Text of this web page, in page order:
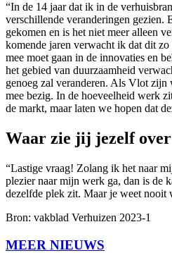
“In de 14 jaar dat ik in de
verschillende veranderingen gezien.
gekomen en is het niet meer alleen
komende jaren verwacht ik dat dit
mee moet gaan in de innovaties en
het gebied van duurzaamheid
genoeg zal veranderen. Als Vlot zijn
mee bezig. In de hoeveelheid werk
de markt, maar laten we hopen dat
Waar zie jij jezelf
“Lastige vraag! Zolang ik het naar
plezier naar mijn werk ga, dan is de
dezelfde plek zit. Maar je weet nooit
Bron: vakblad Verhuizen 2023-1
MEER NIEUWS